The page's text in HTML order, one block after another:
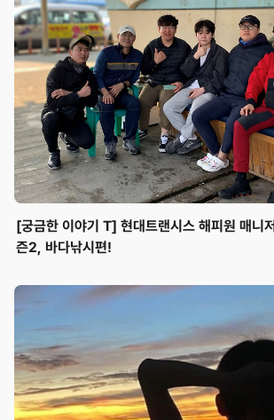
[궁금한 이야기 T] 현대트랜시스 해피원 매니
즌2, 바다낚시편!